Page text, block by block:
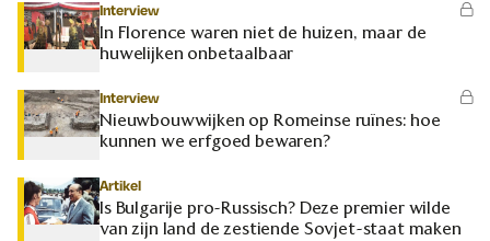
Interview
In Florence waren niet de huizen, maar de
huwelijken onbetaalbaar
Interview
Nieuwbouwwijken op Romeinse ruïnes: hoe
kunnen we erfgoed bewaren?
Artikel
Is Bulgarije pro-Russisch? Deze premier wilde
van zijn land de zestiende Sovjet-staat maken